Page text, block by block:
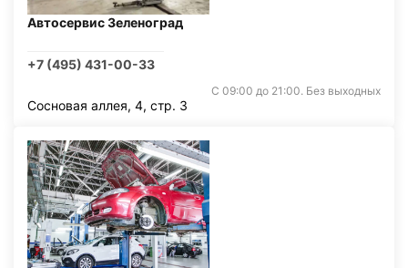
Автосервис Зеленоград
+7 (495) 431-00-33
С 09:00 до 21:00. Без выходных
Сосновая аллея, 4, стр. 3